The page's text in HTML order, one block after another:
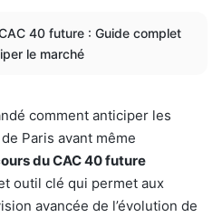
40 future : Guide complet
le marché
comment anticiper les
Paris avant même
du CAC 40 future
outil clé qui permet aux
avancée de l’évolution de